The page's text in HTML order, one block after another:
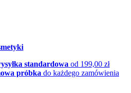
standardowa od 199,00 zł
próbka do każdego zamówienia